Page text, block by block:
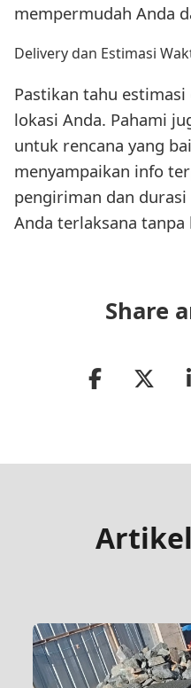
mempermudah Anda
Delivery dan Estimasi
Pastikan tahu
lokasi Anda. Pahami
untuk rencana yang
menyampaikan info
pengiriman dan
Anda terlaksana tanpa
Share